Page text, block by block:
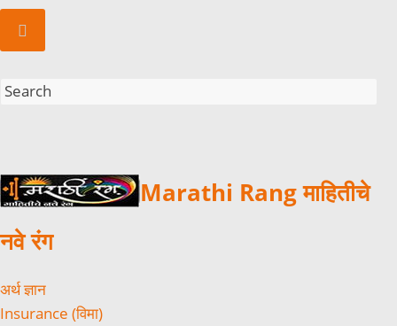
Marathi Rang माहितीचे
नवे रंग
अर्थ ज्ञान
Insurance (विमा)